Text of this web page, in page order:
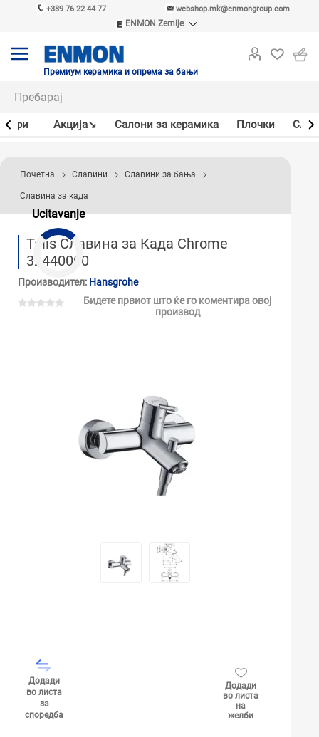
+389 76 22 44 77 webshop.mk@enmongroup.com
ENMON Zemlje
ENMON MKD
Премиум керамика и опрема за бањи
Акцијa↘ Салони за керамика Плочки
Ucitavanje
Почетна Славини Славини за бања
Славина за када
Talis Славина за Када Chrome
32440000
Производител: Hansgrohe
Бидете првиот што ќе го коментира овој
производ
Додади
во листа
за
споредба
Додади
во листа
на
желби